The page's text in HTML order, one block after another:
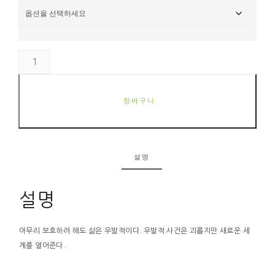
장바구니
설명
설명
아무리 보호하려 해도 삶은 우발적이다. 우발적 사건은 괴롭지만 새로운 세
계를 열어준다.